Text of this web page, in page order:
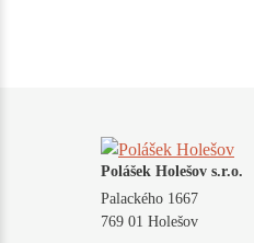
Polášek Holešov s.r.o.
Palackého 1667
769 01 Holešov